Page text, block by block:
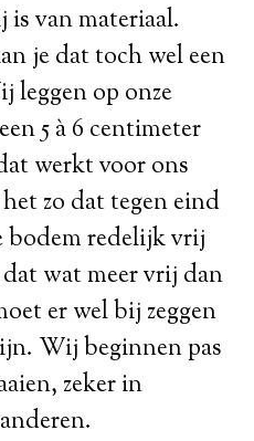
van materiaal.
je dat toch wel een
leggen op onze
5 à 6 centimeter
werkt voor ons
zo dat tegen eind
bodem redelijk vrij
wat meer vrij dan
er wel bij zeggen
Wij beginnen pas
zeker in